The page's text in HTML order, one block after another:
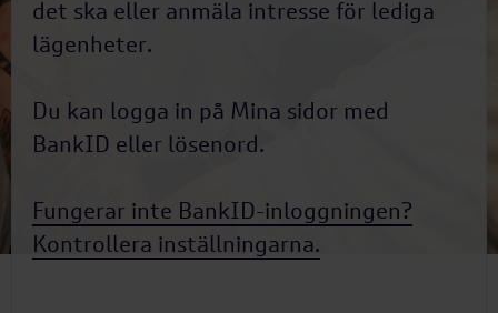
det ska eller anmäla intresse för lediga
lägenheter.
Du kan logga in på Mina sidor med
BankID eller lösenord.
Fungerar inte BankID-inloggningen?
Kontrollera inställningarna.